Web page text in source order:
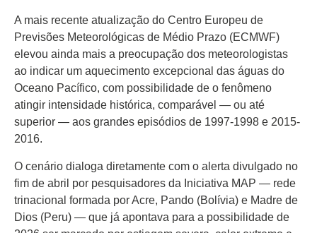
TV Portal
Sobre o Portal Acre
Expediente
Política de
privacidade
Fale com Portal Acre
A mais recente atualização do Centro Europeu de
Previsões Meteorológicas de Médio Prazo (ECMWF)
elevou ainda mais a preocupação dos meteorologistas
ao indicar um aquecimento excepcional das águas do
Oceano Pacífico, com possibilidade de o fenômeno
atingir intensidade histórica, comparável — ou até
superior — aos grandes episódios de 1997-1998 e 2015-
2016.
O cenário dialoga diretamente com o alerta divulgado no
fim de abril por pesquisadores da Iniciativa MAP — rede
trinacional formada por Acre, Pando (Bolívia) e Madre de
Dios (Peru) — que já apontava para a possibilidade de